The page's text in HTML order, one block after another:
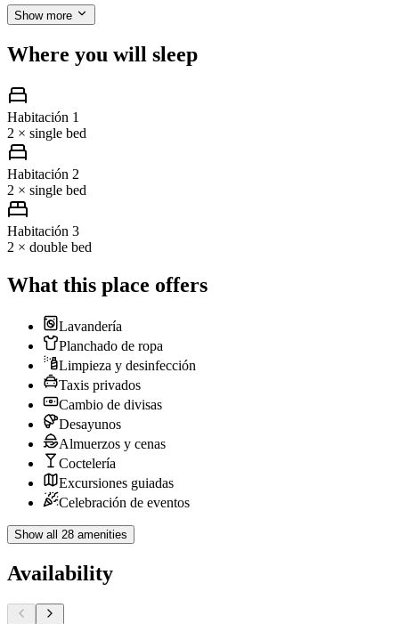
Show more
Where you will sleep
Habitación 1
2 × single bed
Habitación 2
2 × single bed
Habitación 3
2 × double bed
What this place offers
Lavandería
Planchado de ropa
Limpieza y desinfección
Taxis privados
Cambio de divisas
Desayunos
Almuerzos y cenas
Coctelería
Excursiones guiadas
Celebración de eventos
Show all 28 amenities
Availability